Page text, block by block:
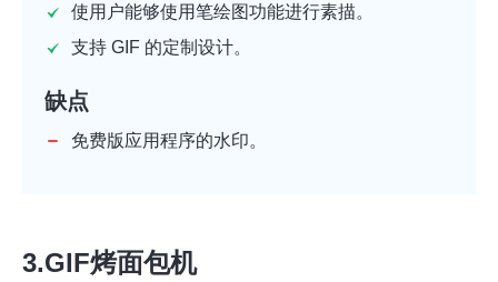
使用户能够使用笔绘图功能进行素描。
支持 GIF 的定制设计。
缺点
免费版应用程序的水印。
3.GIF烤面包机